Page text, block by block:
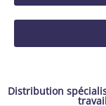
Distribution